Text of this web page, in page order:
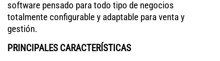
software pensado para todo tipo de negocios
totalmente configurable y adaptable para venta y
gestión.
PRINCIPALES CARACTERÍSTICAS